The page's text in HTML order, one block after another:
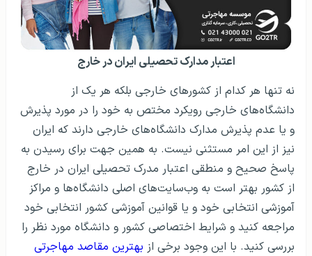
اعتبار مدارک تحصیلی ایران در خارج
نه تنها هر کدام از کشورهای خارجی بلکه هر یک از
دانشگاه‌های خارجی رویکرد مختص به خود را در مورد پذیرش
و یا عدم پذیرش مدارک دانشگاه‌های خارجی دارند که ایران
نیز از این امر مستثنی نیست. به همین جهت برای رسیدن به
پاسخ صحیح و منطقی اعتبار مدرک تحصیلی ایران در خارج
از کشور بهتر است به وب‌سایت‌های اصلی دانشگاه‌ها و مراکز
آموزشی انتخابی خود و یا قوانین آموزشی کشور انتخابی خود
مراجعه کنید و شرایط اختصاصی کشور و دانشگاه مورد نظر را
بررسی کنید. با این وجود برخی از بهترین مقاصد مهاجرتی